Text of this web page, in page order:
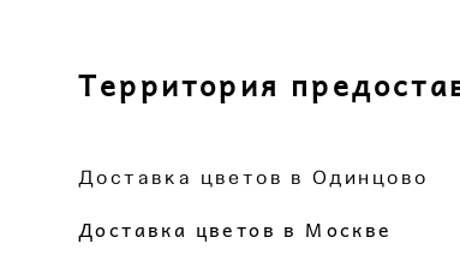
Территория
Доставка цветов в Одинцово
Доставка цветов в Москве